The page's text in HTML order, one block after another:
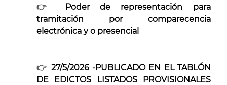
👉
Poder de representación para
tramitación por comparecencia
electrónica y o presencial
👉 27/5/2026 -PUBLICADO EN EL TABLÓN
DE EDICTOS LISTADOS PROVISIONALES